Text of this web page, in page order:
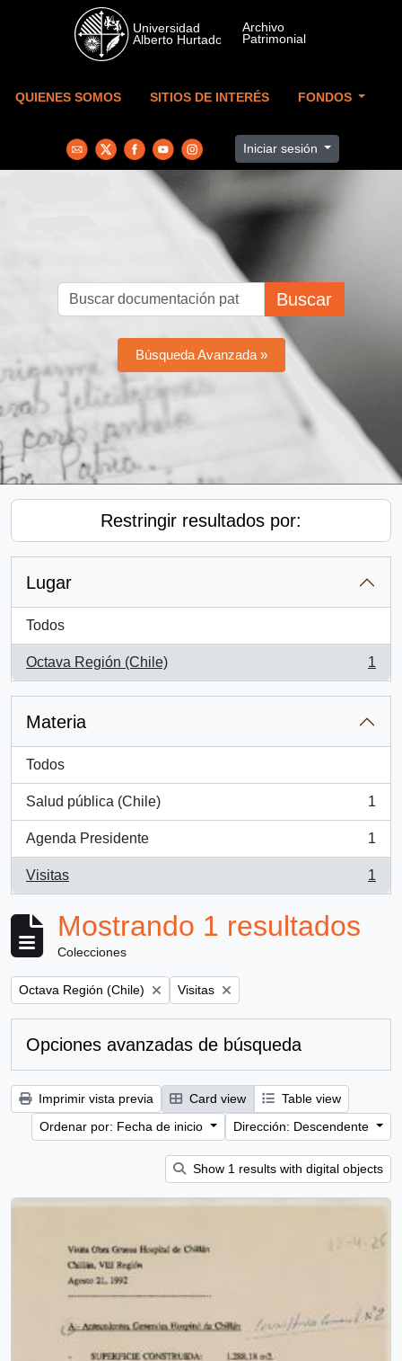
Skip to main content
QUIENES SOMOS SITIOS DE INTERÉS FONDOS
Iniciar sesión
Buscar
Búsqueda Avanzada »
Restringir resultados por:
Lugar
Todos
Octava Región (Chile)
, 1 resultados
1
Materia
Todos
Salud pública (Chile)
, 1 resultados
1
Agenda Presidente
, 1 resultados
1
Visitas
, 1 resultados
1
Mostrando 1 resultados
Colecciones
Remove filter:
Octava Región (Chile) Remove filter:
Visitas
Opciones avanzadas de búsqueda
Imprimir vista previa Card view
Table view
Ordenar por: Fecha de inicio
Dirección: Descendente
Show 1 results with digital objects